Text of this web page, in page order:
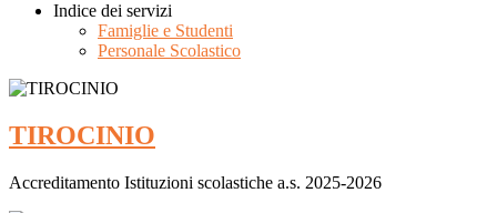
Indice dei servizi
Famiglie e Studenti
Personale Scolastico
TIROCINIO
Accreditamento Istituzioni scolastiche a.s. 2025-2026